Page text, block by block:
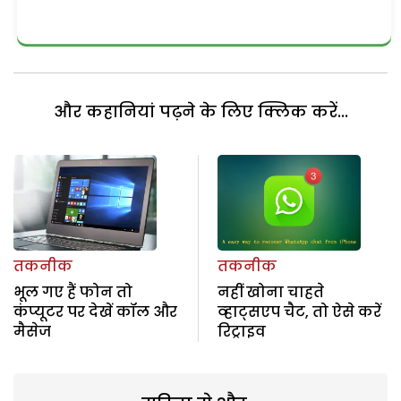
और कहानियां पढ़ने के लिए क्लिक करें...
तकनीक
भूल गए हैं फोन तो
कंप्यूटर पर देखें कॉल और
मैसेज
तकनीक
नहीं खोना चाहते
व्‍हाट्सएप चैट, तो ऐसे करें
रिट्राइव